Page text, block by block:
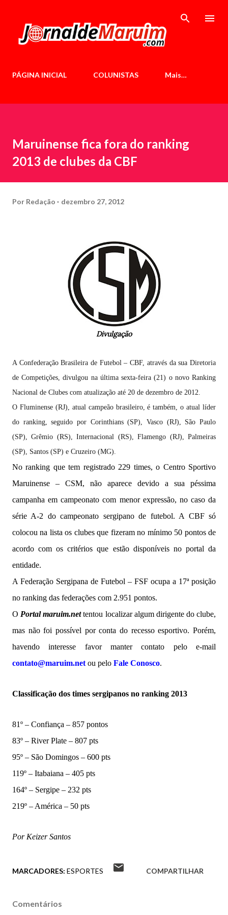
PÁGINA INICIAL COLUNISTAS Mais…
Maruinense fica fora do ranking
2013 de clubes da CBF
Por Redação dezembro 27, 2012
Divulgação
A Confederação Brasileira de Futebol – CBF, através da sua Diretoria
de Competições, divulgou na última sexta-feira (21) o novo Ranking
Nacional de Clubes com atualização até 20 de dezembro de 2012.
O Fluminense (RJ), atual campeão brasileiro, é também, o atual líder
do ranking, seguido por Corinthians (SP), Vasco (RJ), São Paulo
(SP), Grêmio (RS), Internacional (RS), Flamengo (RJ), Palmeiras
(SP), Santos (SP) e Cruzeiro (MG).
No ranking que tem registrado 229 times, o Centro Sportivo
Maruinense – CSM, não aparece devido a sua péssima
campanha em campeonato com menor expressão, no caso da
série A-2 do campeonato sergipano de futebol. A CBF só
colocou na lista os clubes que fizeram no mínimo 50 pontos de
acordo com os critérios que estão disponíveis no portal da
entidade.
A Federação Sergipana de Futebol – FSF ocupa a 17ª posição
no ranking das federações com 2.951 pontos.
O Portal maruim.nettentou localizar algum dirigente do clube,
mas não foi possível por conta do recesso esportivo. Porém,
havendo interesse favor manter contato pelo e-mail
contato@maruim.net ou pelo Fale Conosco.
Classificação dos times sergipanos no ranking 2013
81º – Confiança – 857 pontos
83º – River Plate – 807 pts
95º – São Domingos – 600 pts
119º – Itabaiana – 405 pts
164º – Sergipe – 232 pts
219º – América – 50 pts
Por Keizer Santos
MARCADORES: ESPORTES COMPARTILHAR
Comentários